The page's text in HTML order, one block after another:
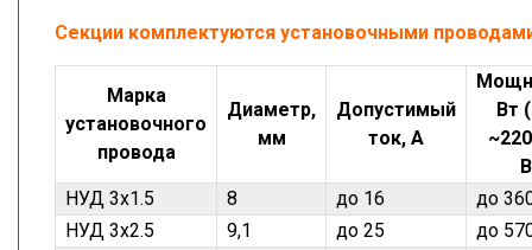
Секции комплектуются установочными
Марка
установочного
провода
Диаметр,
мм
Допустимый
ток, А
Вт
НУД 3х1.5
8 до 16
до
НУД 3х2.5
9,1 до 25
до